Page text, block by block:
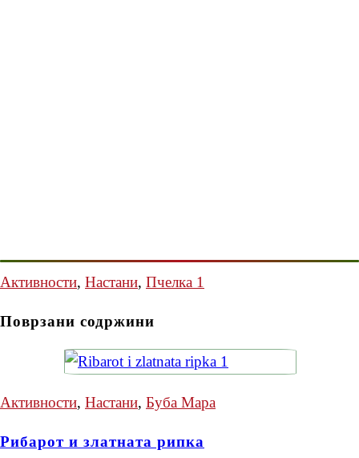
Активности, Настани, Пчелка 1
Поврзани содржини
Активности, Настани, Буба Мара
Рибарот и златната рипка